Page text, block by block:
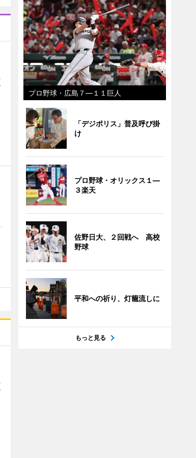
プロ野球・広島７―１１巨人
「デジポリス」普及呼び掛
け
プロ野球・オリックス１―
３楽天
佐野日大、２回戦へ 高校
野球
平和への祈り、灯籠流しに
もっと見る